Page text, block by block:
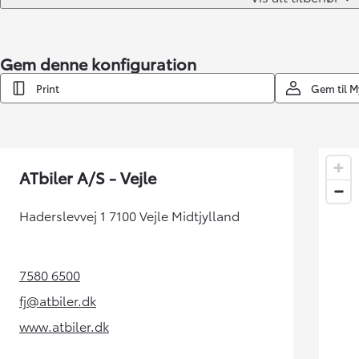
Gem denne konfiguration
Print Gem til
ATbiler A/S - Vejle
Haderslevvej 1 7100 Vejle Midtjylland
7580 6500(Opens in new tab)
fj@atbiler.dk(Opens in new tab)
www.atbiler.dk(Opens in new tab)